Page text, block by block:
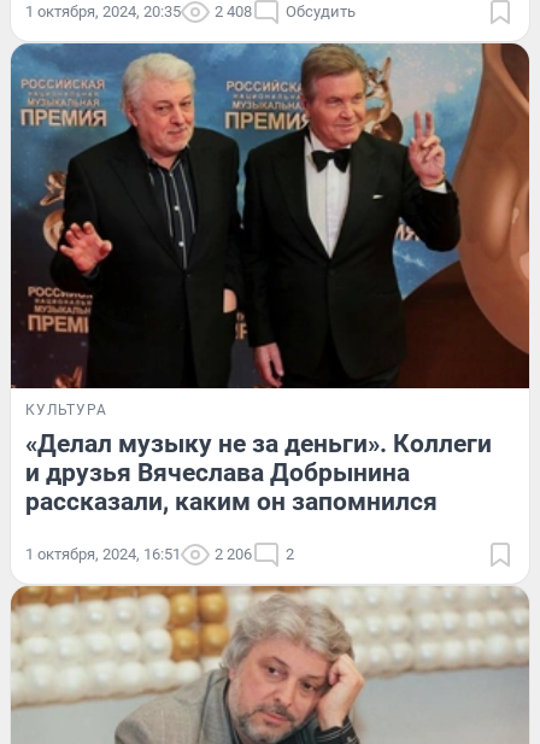
1 октября, 2024, 20:35 2 408 Обсудить
КУЛЬТУРА
«Делал музыку не за деньги». Коллеги
и друзья Вячеслава Добрынина
рассказали, каким он запомнился
1 октября, 2024, 16:51 2 206 2